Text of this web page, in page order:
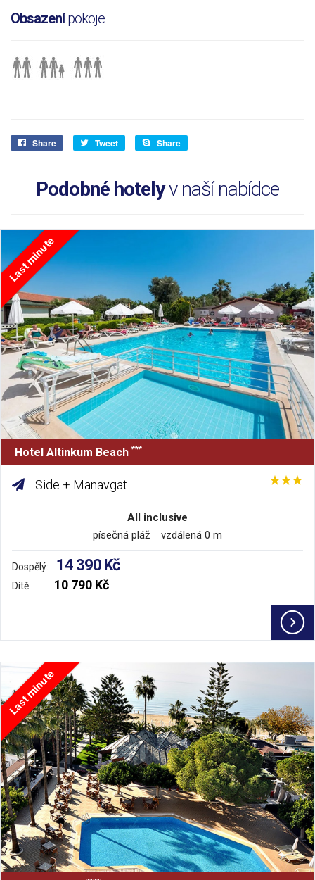
Obsazenípokoje
Share Tweet Share
Podobné hotelyv naší nabídce
Last minute
Hotel Altinkum Beach ***
Side + Manavgat
All inclusive
písečná pláž vzdálená 0 m
Dospělý: 14 390 Kč
Dítě: 10 790 Kč
Last minute